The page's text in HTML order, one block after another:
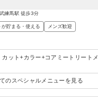
練馬駅 徒歩3分
が貯まる・使える メンズ歓迎
カット+カラー+コアミートリートメ
のスペシャルメニューを見る